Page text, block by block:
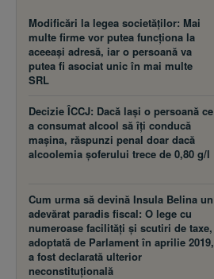
Modificări la legea societăţilor: Mai
multe firme vor putea funcţiona la
aceeaşi adresă, iar o persoană va
putea fi asociat unic în mai multe
SRL
Decizie ÎCCJ: Dacă laşi o persoană ce
a consumat alcool să îţi conducă
maşina, răspunzi penal doar dacă
alcoolemia şoferului trece de 0,80 g/l
Cum urma să devină Insula Belina un
adevărat paradis fiscal: O lege cu
numeroase facilităţi şi scutiri de taxe,
adoptată de Parlament în aprilie 2019,
a fost declarată ulterior
neconstituţională